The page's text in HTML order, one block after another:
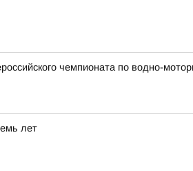
чемпионата по водно-
лет